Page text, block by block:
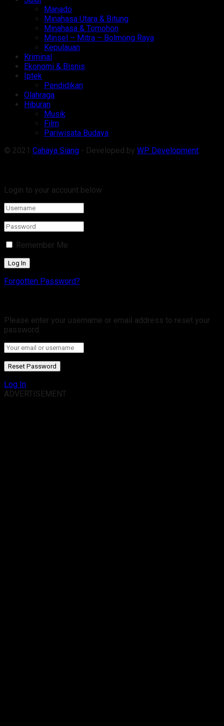
Manado
Minahasa Utara & Bitung
Minahasa & Tomohon
Minsel – Mitra – Bolmong Raya
Kepulauan
Kriminal
Ekonomi & Bisnis
Iptek
Pendidikan
Olahraga
Hiburan
Musik
Film
Pariwisata Budaya
© 2021 Cahaya Siang - Developed by WP Development.
Login to your account below
Remember Me
Forgotten Password?
Please enter your username or email address to reset your
password.
Log In
ADVERTISEMENT